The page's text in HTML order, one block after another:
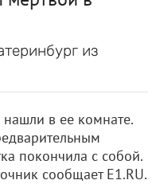
из
в ее комнате.
покончила с собой.
сообщает Е1.RU.